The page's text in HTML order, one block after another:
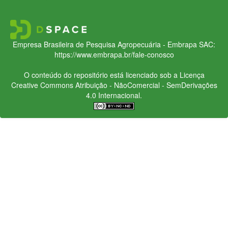
Empresa Brasileira de Pesquisa Agropecuária - Embrapa SAC:
https://www.embrapa.br/fale-conosco
O conteúdo do repositório está licenciado sob a Licença
Creative CommonsAtribuição - NãoComercial - SemDerivações
4.0 Internacional.